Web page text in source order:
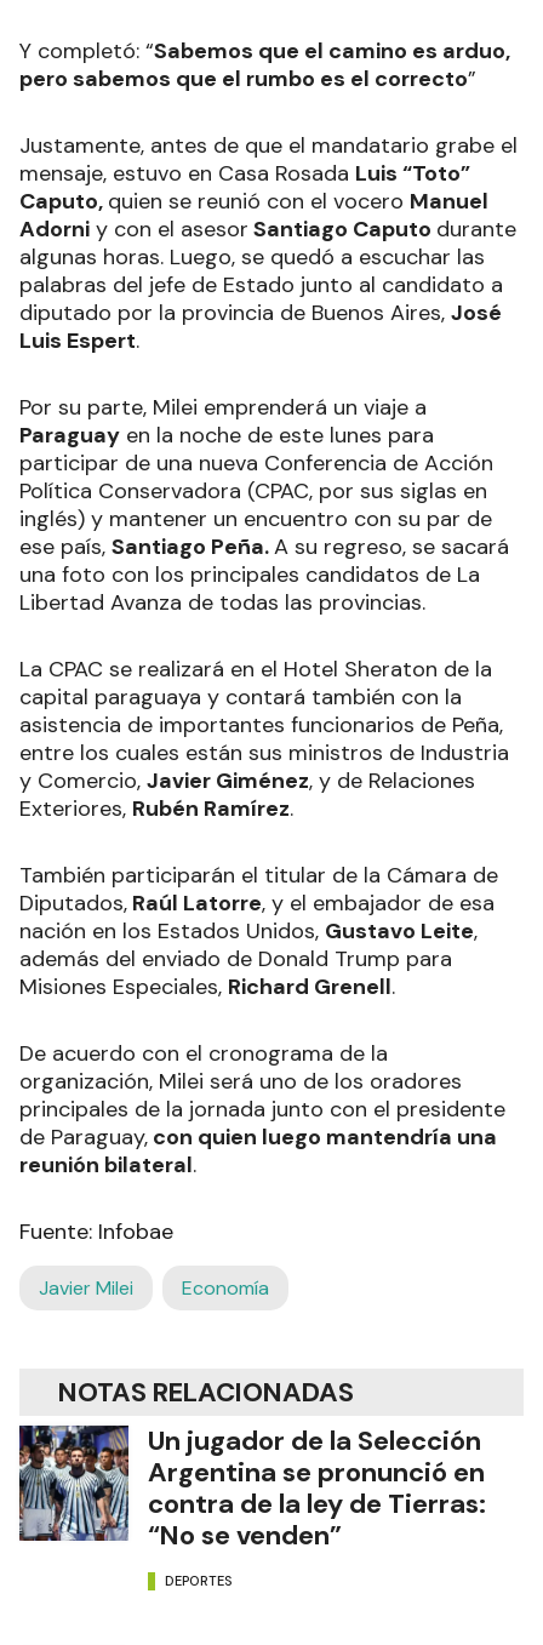
Y completó: “Sabemos que el camino es arduo,
pero sabemos que el rumbo es el correcto”
Justamente, antes de que el mandatario grabe el
mensaje, estuvo en Casa Rosada Luis “Toto”
Caputo, quien se reunió con el vocero Manuel
Adorni y con el asesor Santiago Caputo durante
algunas horas. Luego, se quedó a escuchar las
palabras del jefe de Estado junto al candidato a
diputado por la provincia de Buenos Aires, José
Luis Espert.
Por su parte, Milei emprenderá un viaje a
Paraguay en la noche de este lunes para
participar de una nueva Conferencia de Acción
Política Conservadora (CPAC, por sus siglas en
inglés) y mantener un encuentro con su par de
ese país, Santiago Peña.A su regreso, se sacará
una foto con los principales candidatos de La
Libertad Avanza de todas las provincias.
La CPAC se realizará en el Hotel Sheraton de la
capital paraguaya y contará también con la
asistencia de importantes funcionarios de Peña,
entre los cuales están sus ministros de Industria
y Comercio, Javier Giménez, y de Relaciones
Exteriores, Rubén Ramírez.
También participarán el titular de la Cámara de
Diputados, Raúl Latorre, y el embajador de esa
nación en los Estados Unidos, Gustavo Leite,
además del enviado de Donald Trump para
Misiones Especiales, Richard Grenell.
De acuerdo con el cronograma de la
organización, Milei será uno de los oradores
principales de la jornada junto con el presidente
de Paraguay, con quien luego mantendría una
reunión bilateral.
Fuente: Infobae
Javier Milei Economía
NOTAS RELACIONADAS
Un jugador de la Selección
Argentina se pronunció en
contra de la ley de Tierras:
“No se venden”
DEPORTES